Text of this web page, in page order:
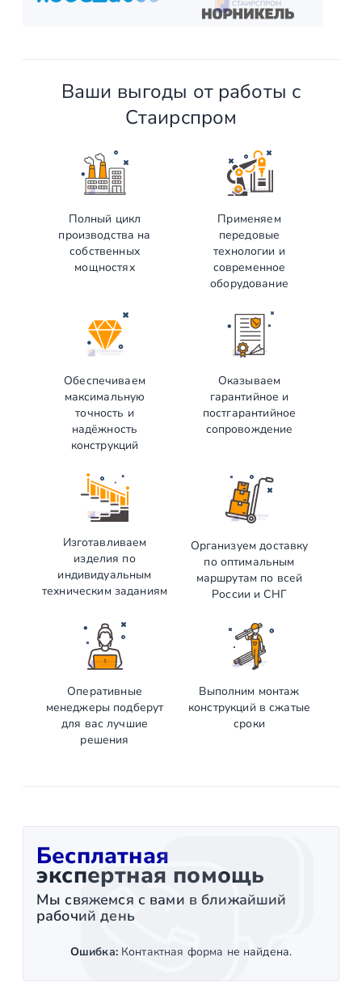
Ваши выгоды от работы с
Стаирспром
Полный цикл
производства на
собственных
мощностях
Применяем
передовые
технологии и
современное
оборудование
Обеспечиваем
максимальную
точность и
надёжность
конструкций
Оказываем
гарантийное и
постгарантийное
сопровождение
Изготавливаем
изделия по
индивидуальным
техническим заданиям
Организуем доставку
по оптимальным
маршрутам по всей
России и СНГ
Оперативные
менеджеры подберут
для вас лучшие
решения
Выполним монтаж
конструкций в сжатые
сроки
Бесплатная
экспертная помощь
Мы свяжемся с вами в ближайший
рабочий день
Ошибка:Контактная форма не найдена.